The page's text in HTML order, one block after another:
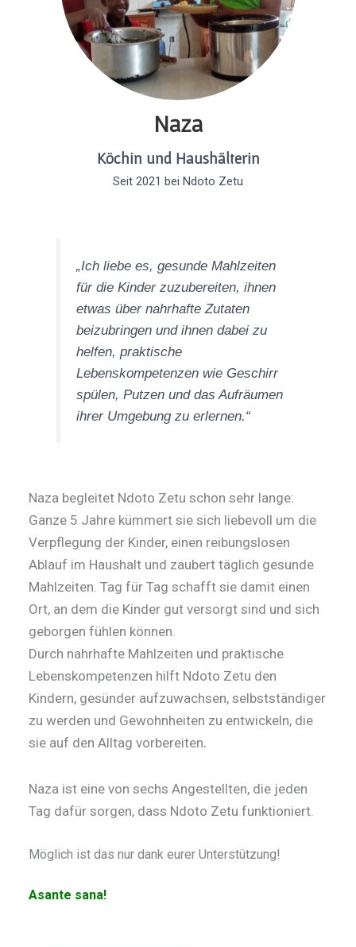
„Ich liebe es, gesunde Mahlzeiten
für die Kinder zuzubereiten, ihnen
etwas über nahrhafte Zutaten
beizubringen und ihnen dabei zu
helfen, praktische
Lebenskompetenzen wie Geschirr
spülen, Putzen und das Aufräumen
ihrer Umgebung zu erlernen.“
Naza
Köchin und Haushälterin
Seit 2021 bei Ndoto Zetu
Naza begleitet Ndoto Zetu schon sehr lange:
Ganze 5 Jahre kümmert sie sich liebevoll um die
Verpflegung der Kinder, einen reibungslosen
Ablauf im Haushalt und zaubert täglich gesunde
Mahlzeiten. Tag für Tag schafft sie damit einen
Ort, an dem die Kinder gut versorgt sind und sich
geborgen fühlen können.
Durch nahrhafte Mahlzeiten und praktische
Lebenskompetenzen hilft Ndoto Zetu den
Kindern, gesünder aufzuwachsen, selbstständiger
zu werden und Gewohnheiten zu entwickeln, die
sie auf den Alltag vorbereiten.
Naza ist eine von sechs Angestellten, die jeden
Tag dafür sorgen, dass Ndoto Zetu funktioniert.
Möglich ist das nur dank eurer Unterstützung!
Asante sana!